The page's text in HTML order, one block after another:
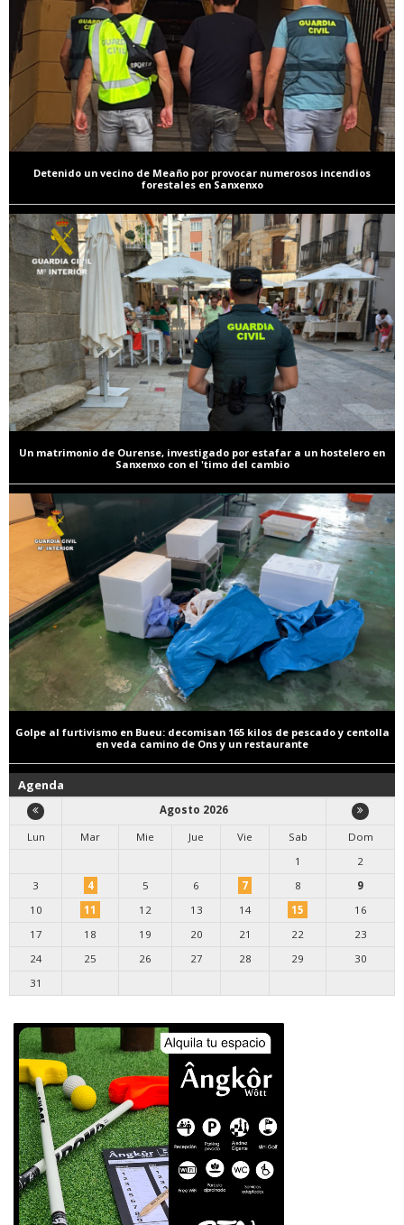
Detenido un vecino de Meaño por provocar numerosos incendios
forestales en Sanxenxo
Un matrimonio de Ourense, investigado por estafar a un hostelero en
Sanxenxo con el 'timo del cambio
Golpe al furtivismo en Bueu: decomisan 165 kilos de pescado y centolla
en veda camino de Ons y un restaurante
Agenda
Agosto 2026
Lun
Mar Mie Jue Vie Sab
Dom
1
2
3
4 5 6 7 8
9
10
11 12 13 14 15
16
17
18 19 20 21 22
23
24
25 26 27 28 29
30
31